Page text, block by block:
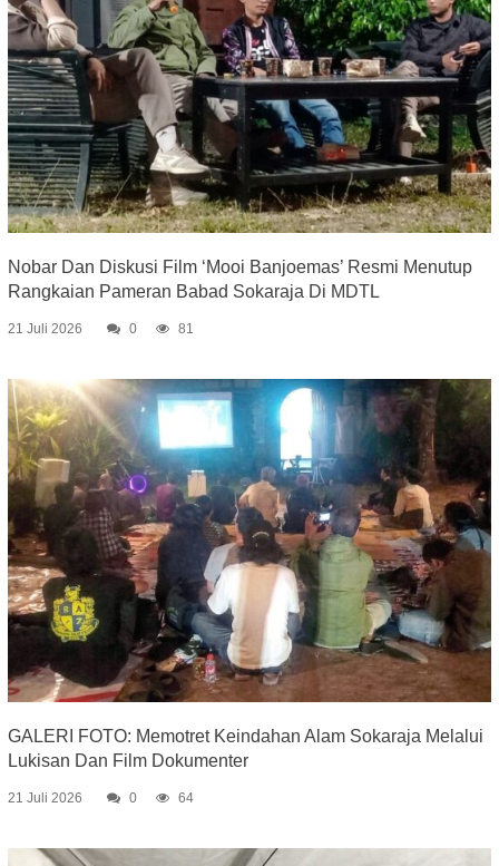
Nobar Dan Diskusi Film ‘Mooi Banjoemas’ Resmi Menutup
Rangkaian Pameran Babad Sokaraja Di MDTL
21 Juli 2026 0 81
GALERI FOTO: Memotret Keindahan Alam Sokaraja Melalui
Lukisan Dan Film Dokumenter
21 Juli 2026 0 64